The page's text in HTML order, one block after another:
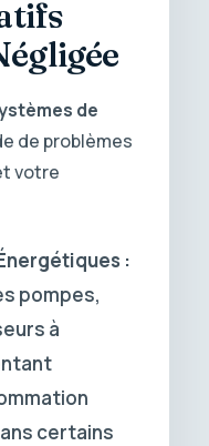
de
de problèmes
votre
:
pompes,
à
certains